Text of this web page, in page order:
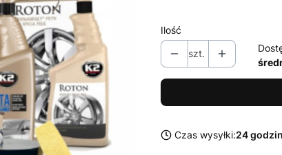
Ilość
szt.
Czas wysyłki:24